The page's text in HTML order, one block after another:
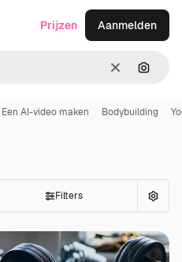
Wissen
Prijzen Aanmelden
Een AI-video maken Bodybuilding
Filters